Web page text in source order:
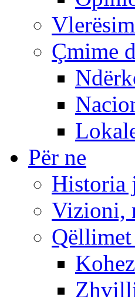
Çmime
Për ne
Historia
Vizioni,